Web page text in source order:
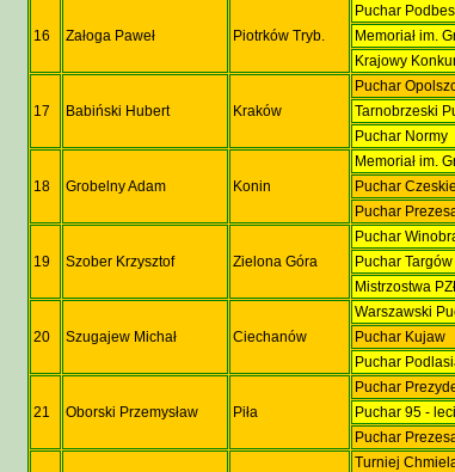
16 Załoga Paweł Piotrków Tryb.
Puchar
Memoriał im.
Krajowy
17 Babiński Hubert Kraków
Puchar
Tarnobrzeski
Puchar Normy
18 Grobelny Adam Konin
Memoriał im.
Puchar
Puchar
19 Szober Krzysztof Zielona Góra
Puchar
Puchar
Mistrzostwa
20 Szugajew Michał Ciechanów
Warszawski
Puchar Kujaw
Puchar
21 Oborski Przemysław Piła
Puchar
Puchar 95 -
Puchar
Turniej